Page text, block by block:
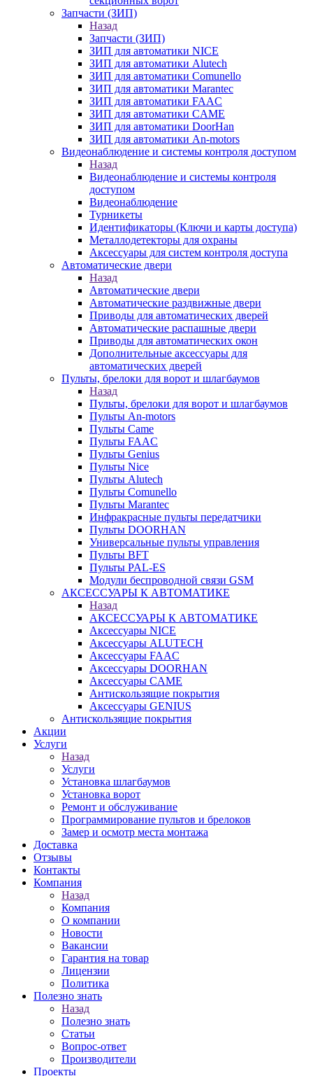
Запчасти (ЗИП)
Назад
Запчасти (ЗИП)
ЗИП для автоматики NICE
ЗИП для автоматики Alutech
ЗИП для автоматики Comunello
ЗИП для автоматики Marantec
ЗИП для автоматики FAAC
ЗИП для автоматики CAME
ЗИП для автоматики DoorHan
ЗИП для автоматики An-motors
Видеонаблюдение и системы контроля доступом
Назад
Видеонаблюдение и системы контроля
доступом
Видеонаблюдение
Турникеты
Идентификаторы (Ключи и карты доступа)
Металлодетекторы для охраны
Аксессуары для систем контроля доступа
Автоматические двери
Назад
Автоматические двери
Автоматические раздвижные двери
Приводы для автоматических дверей
Автоматические распашные двери
Приводы для автоматических окон
Дополнительные аксессуары для
автоматических дверей
Пульты, брелоки для ворот и шлагбаумов
Назад
Пульты, брелоки для ворот и шлагбаумов
Пульты An-motors
Пульты Came
Пульты FAAC
Пульты Genius
Пульты Nice
Пульты Alutech
Пульты Сomunello
Пульты Marantec
Инфракрасные пульты передатчики
Пульты DOORHAN
Универсальные пульты управления
Пульты BFT
Пульты PAL-ES
Модули беспроводной связи GSM
АКСЕССУАРЫ К АВТОМАТИКЕ
Назад
АКСЕССУАРЫ К АВТОМАТИКЕ
Аксессуары NICE
Аксессуары ALUTECH
Аксессуары FAAC
Аксессуары DOORHAN
Аксессуары CAME
Антискользящие покрытия
Аксессуары GENIUS
Антискользящие покрытия
Акции
Услуги
Назад
Услуги
Установка шлагбаумов
Установка ворот
Ремонт и обслуживание
Программирование пультов и брелоков
Замер и осмотр места монтажа
Доставка
Отзывы
Контакты
Компания
Назад
Компания
О компании
Новости
Вакансии
Гарантия на товар
Лицензии
Политика
Полезно знать
Назад
Полезно знать
Статьи
Вопрос-ответ
Производители
Проекты